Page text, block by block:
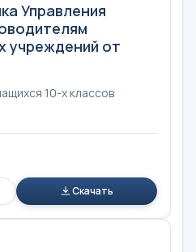
Управления
учреждений от
10-х классов
Скачать